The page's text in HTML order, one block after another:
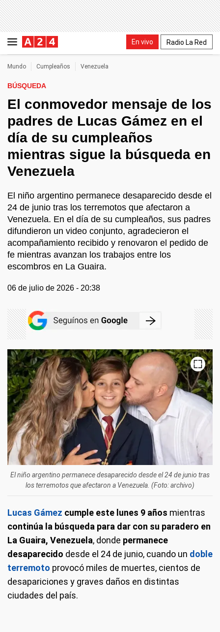
En vivo Radio La Red
Mundo Cumpleaños Venezuela
BÚSQUEDA
El conmovedor mensaje de los
padres de Lucas Gámez en el
día de su cumpleaños
mientras sigue la búsqueda en
Venezuela
El niño argentino permanece desaparecido desde el
24 de junio tras los terremotos que afectaron a
Venezuela. En el día de su cumpleaños, sus padres
difundieron un video conjunto, agradecieron el
acompañamiento recibido y renovaron el pedido de
fe mientras avanzan los trabajos entre los
escombros en La Guaira.
06 de julio de 2026 - 20:38
El niño argentino permanece desaparecido desde el 24 de junio tras
los terremotos que afectaron a Venezuela. (Foto: archivo)
Lucas Gámez cumple este lunes 9 años mientras
continúa la búsqueda para dar con su paradero en
La Guaira, Venezuela, donde permanece
desaparecido desde el 24 de junio, cuando un doble
terremoto provocó miles de muertes, cientos de
desapariciones y graves daños en distintas
ciudades del país.